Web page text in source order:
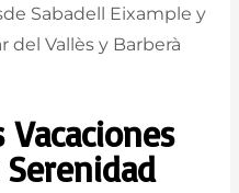
Sabadell Eixample y
del Vallès y Barberà